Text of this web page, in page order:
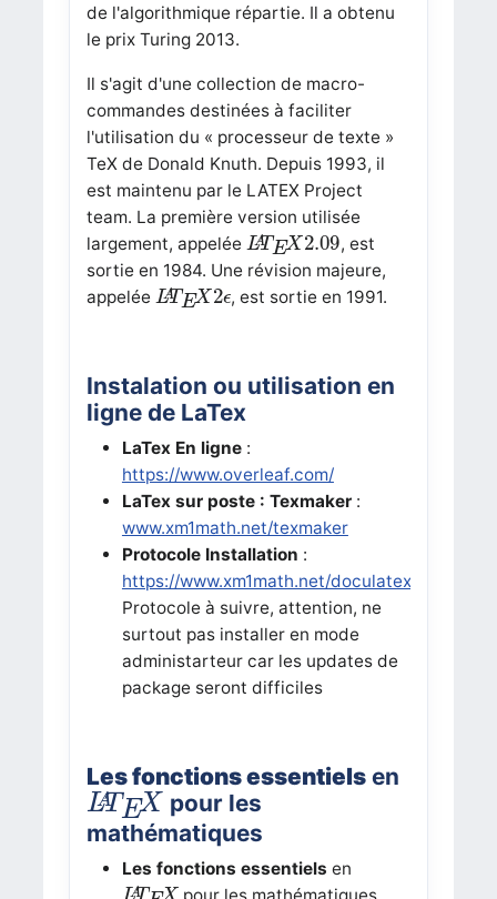
de l'algorithmique répartie. Il a obtenu
le prix Turing 2013.
Il s'agit d'une collection de macro-
commandes destinées à faciliter
l'utilisation du « processeur de texte »
TeX de Donald Knuth. Depuis 1993, il
est maintenu par le LATEX Project
team. La première version utilisée
largement, appelée LATEX 2.09
LATEX2.09, est
sortie en 1984. Une révision majeure,
appelée LATEX 2ϵ
LATEX2 , est sortie en 1991.
Instalation ou utilisation en
ligne de LaTex
LaTex En ligne:
https://www.overleaf.com/
LaTex sur poste : Texmaker:
www.xm1math.net/texmaker
Protocole Installation :
https://www.xm1math.net/doculatex/
Protocole à suivre, attention, ne
surtout pas installer en mode
administarteur car les updates de
package seront difficiles
Les fonctions essentielsen
LATEX
LATEXpour les
mathématiques
Les fonctions essentiels en
A
LATEX